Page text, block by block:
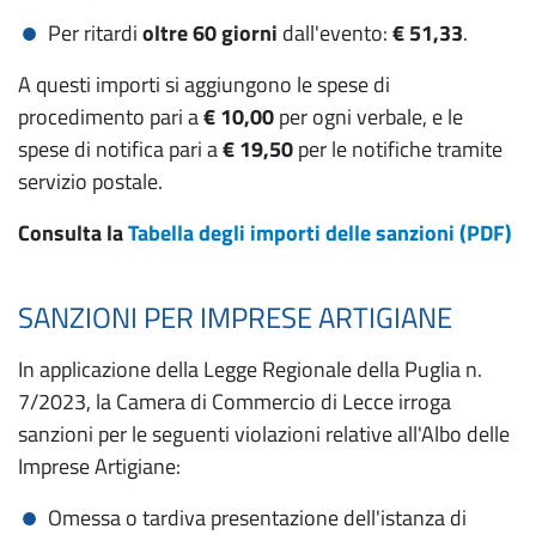
Per ritardioltre 60 giorni dall'evento:€ 51,33.
A questi importi si aggiungono le spese di
procedimento pari a€ 10,00per ogni verbale, e le
spese di notifica pari a€ 19,50per le notifiche tramite
servizio postale.
Consulta laTabella degli importi delle sanzioni (PDF)
SANZIONI PER IMPRESE ARTIGIANE
In applicazione della Legge Regionale della Puglia n.
7/2023, la Camera di Commercio di Lecce irroga
sanzioni per le seguenti violazioni relative all'Albo delle
Imprese Artigiane:
Omessa o tardiva presentazione dell'istanza di